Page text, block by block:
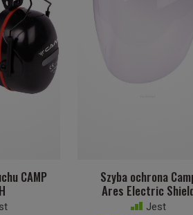
CAMP
Szyba ochrona
Ares Electric
Jest